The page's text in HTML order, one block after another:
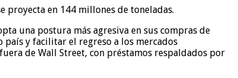
proyecta en 144 millones de toneladas.
una postura más agresiva en sus compras de
país y facilitar el regreso a los mercados
de Wall Street, con préstamos respaldados por